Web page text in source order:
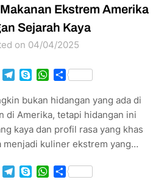
Ekstrem Amerika
Sejarah Kaya
on 04/04/2025
TwitterTelegram
SkypeWhatsApp
Share
bukan hidangan yang ada di
di Amerika, tetapi hidangan ini
kaya dan profil rasa yang khas
menjadi kuliner ekstrem yang…
TwitterTelegram
SkypeWhatsApp
Share